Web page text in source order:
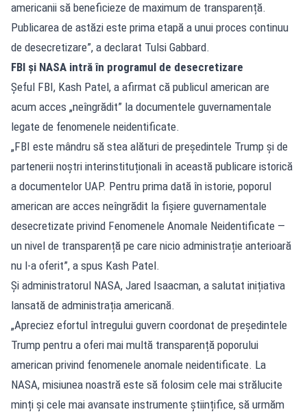
americanii să beneficieze de maximum de transparență.
Publicarea de astăzi este prima etapă a unui proces continuu
de desecretizare”, a declarat Tulsi Gabbard.
FBI și NASA intră în programul de desecretizare
Șeful FBI, Kash Patel, a afirmat că publicul american are
acum acces „neîngrădit” la documentele guvernamentale
legate de fenomenele neidentificate.
„FBI este mândru să stea alături de președintele Trump și de
partenerii noștri interinstituționali în această publicare istorică
a documentelor UAP. Pentru prima dată în istorie, poporul
american are acces neîngrădit la fișiere guvernamentale
desecretizate privind Fenomenele Anomale Neidentificate —
un nivel de transparență pe care nicio administrație anterioară
nu l-a oferit”, a spus Kash Patel.
Și administratorul NASA, Jared Isaacman, a salutat inițiativa
lansată de administrația americană.
„Apreciez efortul întregului guvern coordonat de președintele
Trump pentru a oferi mai multă transparență poporului
american privind fenomenele anomale neidentificate. La
NASA, misiunea noastră este să folosim cele mai strălucite
minți și cele mai avansate instrumente științifice, să urmăm